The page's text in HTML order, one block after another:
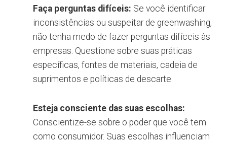
Faça perguntas difíceis: Se você identificar
inconsistências ou suspeitar de greenwashing,
não tenha medo de fazer perguntas difíceis às
empresas. Questione sobre suas práticas
específicas, fontes de materiais, cadeia de
suprimentos e políticas de descarte.
Esteja consciente das suas escolhas:
Conscientize-se sobre o poder que você tem
como consumidor. Suas escolhas influenciam